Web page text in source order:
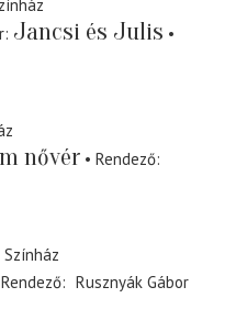
Jancsi és Julis
nővér
Rendező
Rendező
Rusznyák Gábor